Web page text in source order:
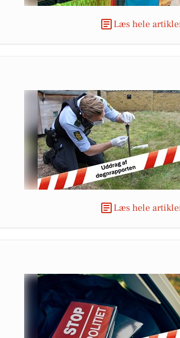
Læs hele
Læs hele